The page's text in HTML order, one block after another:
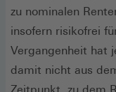
zu nominalen
insofern risikofrei
Vergangenheit hat
damit nicht aus